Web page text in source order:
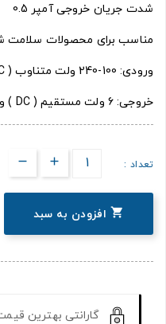
شدت جریان خروجی آمپر 0.5
مناسب برای محصولات
ورودی: 100-240 ولت متناوب ( AC)
خروجی: 6 ولت مستقیم ( DC ) و 500 میلی آمپر
تعداد :
 افزودن به سبد
گارانتی بهترین